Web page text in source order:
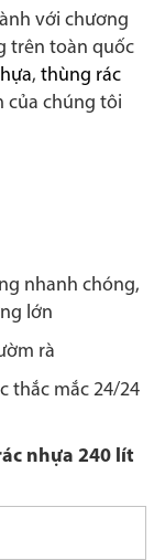
với chương
trên toàn quốc
, thùng rác
của chúng tôi
nhanh chóng,
lớn
rà
thắc mắc 24/24
nhựa 240 lít